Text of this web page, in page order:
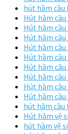
hút hầm cầu
Hút hầm
Hút hầm
Hút hầm
Hút hầm
Hút hầm cầu
Hút hầm cầu
Hút hầm cầu
Hút hầm cầu
Hút hầm
hút hầm cầu
Hút hầm vệ
hút hầm vệ